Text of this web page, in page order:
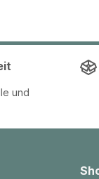
und